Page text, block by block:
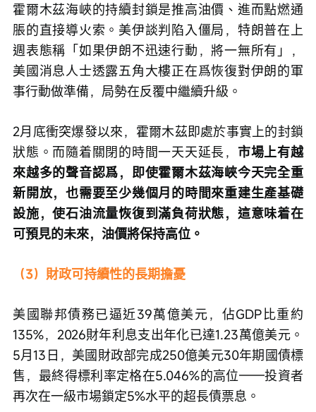
霍爾木茲海峽的持續封鎖是推高油價、進而點燃通
脹的直接導火索。美伊談判陷入僵局，特朗普在上
週表態稱「如果伊朗不迅速行動，將一無所有」，
美國消息人士透露五角大樓正在爲恢復對伊朗的軍
事行動做準備，局勢在反覆中繼續升級。
2月底衝突爆發以來，霍爾木茲即處於事實上的封鎖
狀態。而隨着關閉的時間一天天延長， 市場上有越
來越多的聲音認爲，即使霍爾木茲海峽今天完全重
新開放，也需要至少幾個月的時間來重建生產基礎
設施，使石油流量恢復到滿負荷狀態，這意味着在
可預見的未來，油價將保持高位。
（3）財政可持續性的長期擔憂
美國聯邦債務已逼近39萬億美元，佔GDP比重約
135%，2026財年利息支出年化已達1.23萬億美元。
5月13日，美國財政部完成250億美元30年期國債標
售，最終得標利率定格在5.046%的高位——投資者
再次在一級市場鎖定5%水平的超長債票息。